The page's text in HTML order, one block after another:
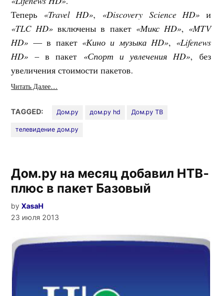
Теперь «Travel HD», «Discovery Science HD» и
«TLC HD» включены в пакет «Микс HD», «MTV
HD» — в пакет«Кино и музыка HD», «Lifenews
HD» – в пакет «Спорт и увлечения HD», без
увеличения стоимости пакетов.
Читать Далее…
TAGGED: Дом.ру дом.ру hd Дом.ру ТВ
телевидение дом.ру
Дом.ру на месяц добавил НТВ-
плюс в пакет Базовый
by XasaH
23 июля 2013